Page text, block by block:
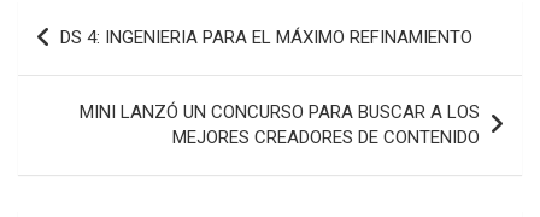
Navegación
de
entradas
DS 4: INGENIERIA PARA EL MÁXIMO REFINAMIENTO
MINI LANZÓ UN CONCURSO PARA BUSCAR A LOS
MEJORES CREADORES DE CONTENIDO